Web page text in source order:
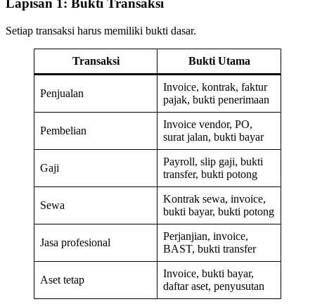
Lapisan 1: Bukti Transaksi
Setiap transaksi harus memiliki bukti dasar.
Transaksi Bukti Utama
Penjualan
Invoice, kontrak, faktur
pajak, bukti penerimaan
Pembelian
Invoice vendor, PO,
surat jalan, bukti bayar
Gaji
Payroll, slip gaji, bukti
transfer, bukti potong
Sewa
Kontrak sewa, invoice,
bukti bayar, bukti potong
Jasa profesional
Perjanjian, invoice,
BAST, bukti transfer
Aset tetap
Invoice, bukti bayar,
daftar aset, penyusutan